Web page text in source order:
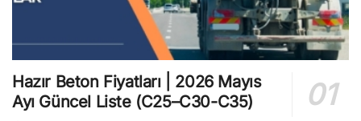
Hazır Beton Fiyatları | 2026 Mayıs
Ayı Güncel Liste (C25–C30-C35)